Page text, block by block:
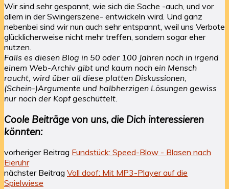
Wir sind sehr gespannt, wie sich die Sache -auch, und vor
allem in der Swingerszene- entwickeln wird. Und ganz
nebenbei sind wir nun auch sehr entspannt, weil uns Verbote
glücklicherweise nicht mehr treffen, sondern sogar eher
nutzen.
Falls es diesen Blog in 50 oder 100 Jahren noch in irgend
einem Web-Archiv gibt und kaum noch ein Mensch
raucht, wird über all diese platten Diskussionen,
(Schein-)Argumente und halbherzigen Lösungen gewiss
nur noch der Kopf geschüttelt.
Coole Beiträge von uns, die Dich interessieren
könnten:
vorheriger Beitrag Fundstück: Speed-Blow - Blasen nach
Eieruhr
nächster Beitrag Voll doof: Mit MP3-Player auf die
Spielwiese